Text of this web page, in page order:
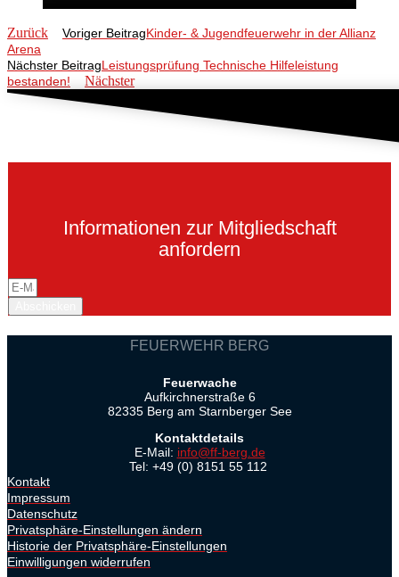
Zurück Voriger BeitragKinder- & Jugendfeuerwehr in der Allianz
Arena
Nächster BeitragLeistungsprüfung Technische Hilfeleistung
bestanden!
Nächster
Informationen zur Mitgliedschaft
anfordern
FEUERWEHR BERG
Feuerwache
Aufkirchnerstraße 6
82335 Berg am Starnberger See
Kontaktdetails
E-Mail: info@ff-berg.de
Tel: +49 (0) 8151 55 112
Kontakt
Impressum
Datenschutz
Privatsphäre-Einstellungen ändern
Historie der Privatsphäre-Einstellungen
Einwilligungen widerrufen